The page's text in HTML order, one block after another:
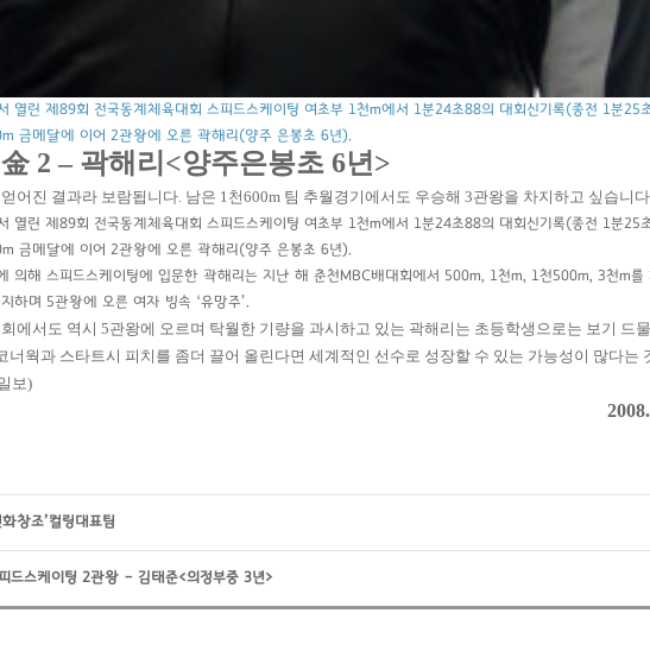
열린 제89회 전국동계체육대회 스피드스케이팅 여초부 1천m에서 1분24초88의 대회신기록(종전 1분25
금메달에 이어 2관왕에 오른 곽해리(양주 은봉초 6년).
2 – 곽해리<양주은봉초 6년>
어진 결과라 보람됩니다. 남은 1천600m 팀 추월경기에서도 우승해 3관왕을 차지하고 싶습니
열린 제89회 전국동계체육대회 스피드스케이팅 여초부 1천m에서 1분24초88의 대회신기록(종전 1분25
금메달에 이어 2관왕에 오른 곽해리(양주 은봉초 6년).
의해 스피드스케이팅에 입문한 곽해리는 지난 해 춘천MBC배대회에서 500m, 1천m, 1천500m, 3천m를
하며 5관왕에 오른 여자 빙속 ‘유망주’.
에서도 역시 5관왕에 오르며 탁월한 기량을 과시하고 있는 곽해리는 초등학생으로는 보기 드
너웍과 스타트시 피치를 좀더 끌어 올린다면 세계적인 선수로 성장할 수 있는 가능성이 많다는
보)
창조’컬링대표팀
드스케이팅 2관왕 – 김태준<의정부중 3년>